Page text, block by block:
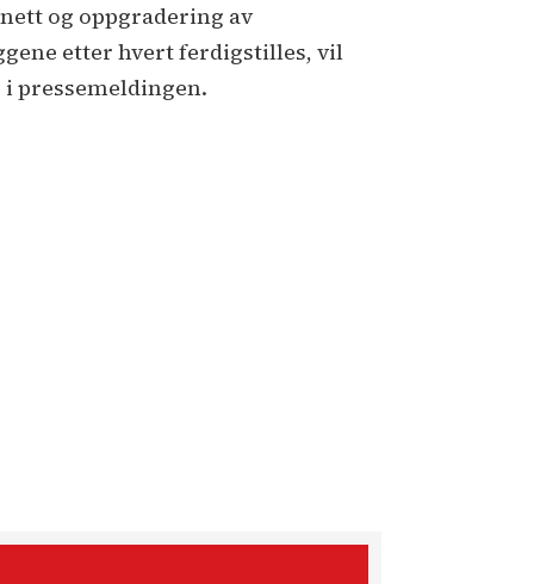
og oppgradering av
etter hvert ferdigstilles, vil
pressemeldingen.